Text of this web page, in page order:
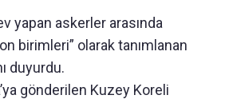
yapan askerler arasında
birimleri” olarak tanımlanan
duyurdu.
gönderilen Kuzey Koreli